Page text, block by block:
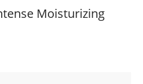
Moisturizing